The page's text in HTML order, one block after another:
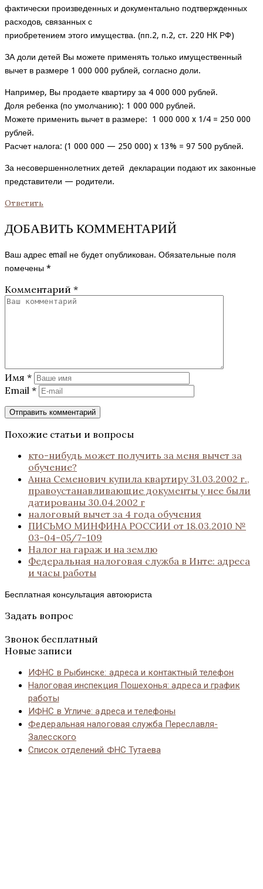
фактически произведенных и документально подтвержденных
расходов, связанных с
приобретением этого имущества. (пп.2, п.2, ст. 220 НК РФ)
ЗА доли детей Вы можете применять только имущественный
вычет в размере 1 000 000 рублей, согласно доли.
Например, Вы продаете квартиру за 4 000 000 рублей.
Доля ребенка (по умолчанию): 1 000 000 рублей.
Можете применить вычет в размере: 1 000 000 x 1/4 = 250 000
рублей.
Расчет налога: (1 000 000 — 250 000) x 13% = 97 500 рублей.
За несовершеннолетних детей декларации подают их законные
представители — родители.
Ответить
ДОБАВИТЬ КОММЕНТАРИЙ
Ваш адрес email не будет опубликован. Обязательные поля
помечены *
Комментарий *
Имя *
Email *
Похожие статьи и вопросы
кто-нибудь может получить за меня вычет за
обучение?
Анна Семенович купила квартиру 31.03.2002 г.,
правоустанавливающие документы у нее были
датированы 30.04.2002 г
налоговый вычет за 4 года обучения
ПИСЬМО МИНФИНА РОССИИ от 18.03.2010 №
03-04-05/7-109
Налог на гараж и на землю
Федеральная налоговая служба в Инте: адреса
и часы работы
Бесплатная консультация автоюриста
Задать вопрос
Звонок бесплатный
Новые записи
ИФНС в Рыбинске: адреса и контактный телефон
Налоговая инспекция Пошехонья: адреса и график
работы
ИФНС в Угличе: адреса и телефоны
Федеральная налоговая служба Переславля-
Залесского
Список отделений ФНС Тутаева